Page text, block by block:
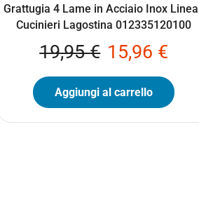
Grattugia 4 Lame in Acciaio Inox Linea I
Cucinieri Lagostina 012335120100
19,95€ 15,96 €
Aggiungi al carrello